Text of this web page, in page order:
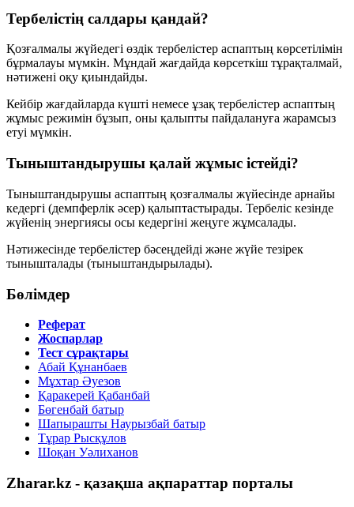
Тербелістің салдары қандай?
Қозғалмалы жүйедегі өздік тербелістер аспаптың көрсетілімін
бұрмалауы мүмкін. Мұндай жағдайда көрсеткіш тұрақталмай,
нәтижені оқу қиындайды.
Кейбір жағдайларда күшті немесе ұзақ тербелістер аспаптың
жұмыс режимін бұзып, оны қалыпты пайдалануға жарамсыз
етуі мүмкін.
Тыныштандырушы қалай жұмыс істейді?
Тыныштандырушы аспаптың қозғалмалы жүйесінде арнайы
кедергі (демпферлік әсер) қалыптастырады. Тербеліс кезінде
жүйенің энергиясы осы кедергіні жеңуге жұмсалады.
Нәтижесінде тербелістер бәсеңдейді және жүйе тезірек
тынышталады (тыныштандырылады).
Бөлімдер
Реферат
Жоспарлар
Тест сұрақтары
Абай Құнанбаев
Мұхтар Әуезов
Қаракерей Қабанбай
Бөгенбай батыр
Шапырашты Наурызбай батыр
Тұрар Рысқұлов
Шоқан Уәлиханов
Zharar.kz - қазақша ақпараттар порталы